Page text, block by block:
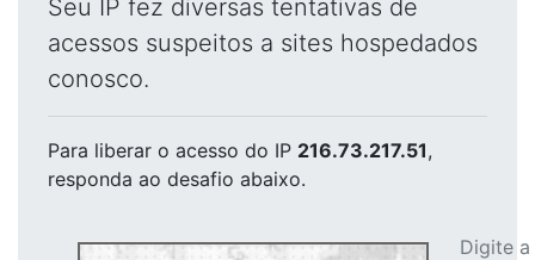
Seu IP fez diversas tentativas de
acessos suspeitos a sites hospedados
conosco.
Para liberar o acesso do IP 216.73.217.51,
responda ao desafio abaixo.
Digite